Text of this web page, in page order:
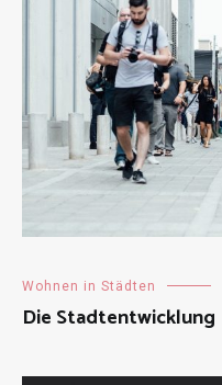
Wohnen in Städten
Die Stadtentwicklung